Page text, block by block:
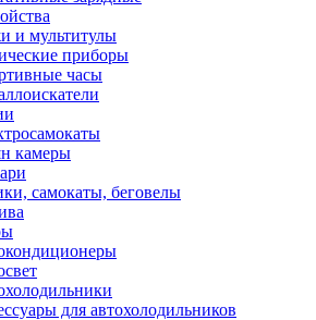
и мультитулы
приборы
часы
камеры
самокаты, беговелы
для автохолодильников